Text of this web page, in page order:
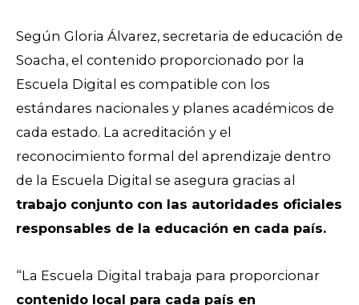
Según Gloria Álvarez, secretaria de educación de
Soacha, el contenido proporcionado por la
Escuela Digital es compatible con los
estándares nacionales y planes académicos de
cada estado. La acreditación y el
reconocimiento formal del aprendizaje dentro
de la Escuela Digital se asegura gracias al
trabajo conjunto con las autoridades oficiales
responsables de la educación en cada país.
“La Escuela Digital trabaja para proporcionar
contenido local para cada país en